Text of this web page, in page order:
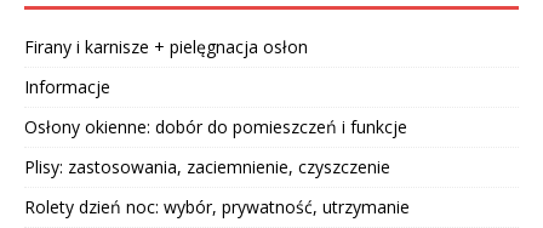
Firany i karnisze + pielęgnacja osłon
Informacje
Osłony okienne: dobór do pomieszczeń i funkcje
Plisy: zastosowania, zaciemnienie, czyszczenie
Rolety dzień noc: wybór, prywatność, utrzymanie